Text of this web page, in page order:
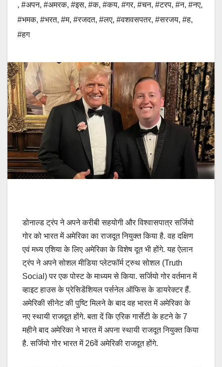
, #अपन, #अमरक, #इस, #क, #कय, #गर, #चन, #टरप, #न, #नए,
#भमक, #भरत, #म, #रजदत, #लए, #वशवसपतर, #सरजय, #ह,
#हग
डोनाल्ड ट्रंप ने अपने करीबी सहयोगी और विश्वासपात्र सर्जियो
गोर को भारत में अमेरिका का राजदूत नियुक्त किया है. वह दक्षिण
एवं मध्य एशिया के लिए अमेरिका के विशेष दूत भी होंगे. यह ऐलान
ट्रंप ने अपने सोशल मीडिया प्लेटफॉर्म ट्रुथ सोशल (Truth
Social) पर एक पोस्ट के माध्यम से किया. सर्जियो गोर वर्तमान में
व्हाइट हाउस के प्रेसिडेंशियल पर्सनेल ऑफिस के डायरेक्टर हैं.
अमेरिकी सीनेट की पुष्टि मिलने के बाद वह भारत में अमेरिका के
नए स्थायी राजदूत होंगे. बता दें कि एरिक गार्सेटी के हटने के 7
महीने बाद अमेरिका ने भारत में अपना स्थायी राजदूत नियुक्त किया
है. सर्जियो गोर भारत में 26वें अमेरिकी राजदूत होंगे.